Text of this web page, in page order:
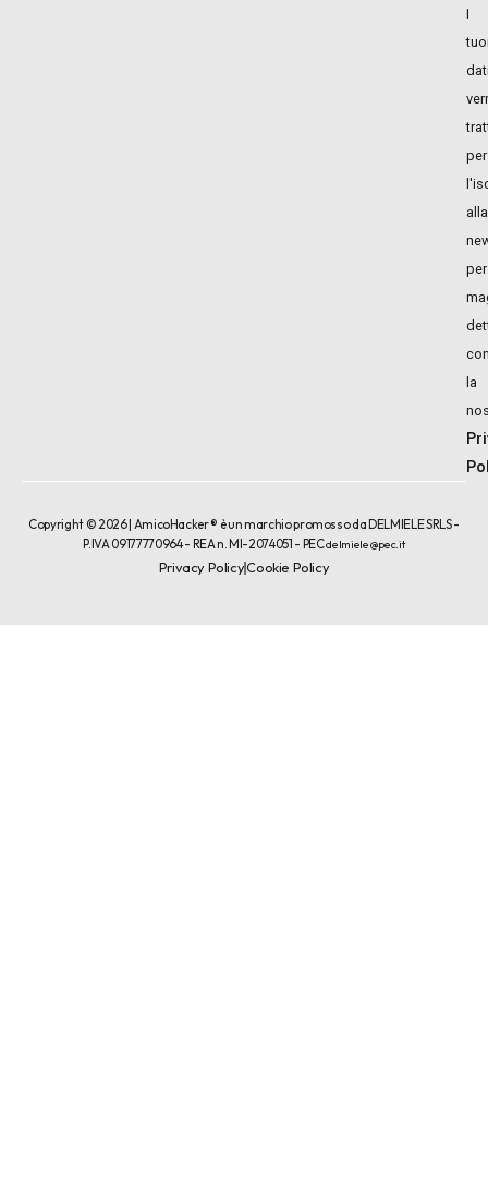
I
per
alla
per
la
Copyright © 2026 | AmicoHacker ® è un marchio promosso da DELMIELE SRLS -
P.IVA 09177770964 - REA n. MI-2074051 - PECdelmiele@pec.it
Privacy PolicyCookie Policy